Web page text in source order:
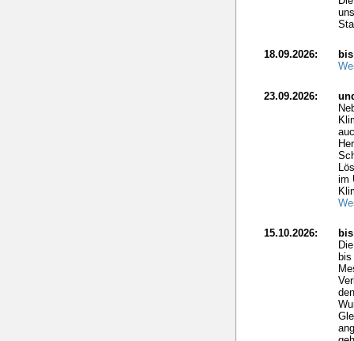
18.09.2026:
bis
23.09.2026:
im
15.10.2026:
bis
bis